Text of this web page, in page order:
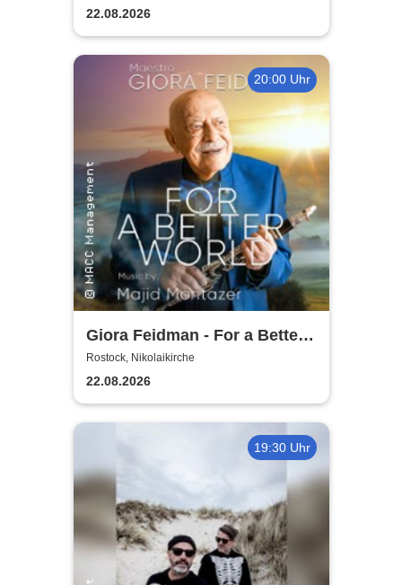
22.08.2026
20:00 Uhr
Giora Feidman - For a Better
World
Rostock, Nikolaikirche
22.08.2026
19:30 Uhr